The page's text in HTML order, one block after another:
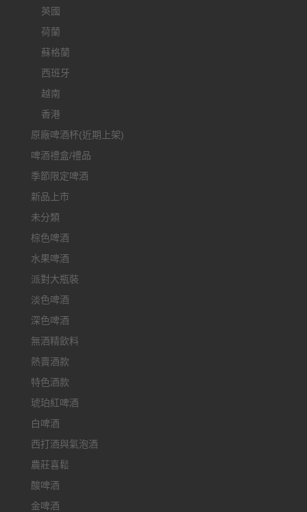
英國
荷蘭
蘇格蘭
西班牙
越南
香港
原廠啤酒杯(近期上架)
啤酒禮盒/禮品
季節限定啤酒
新品上市
未分類
棕色啤酒
水果啤酒
派對大瓶裝
淡色啤酒
深色啤酒
無酒精飲料
熱賣酒款
特色酒款
琥珀紅啤酒
白啤酒
西打酒與氣泡酒
農莊喜鬆
酸啤酒
金啤酒